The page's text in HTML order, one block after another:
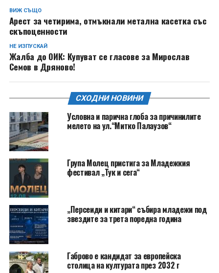
ВИЖ СЪЩО
Арест за четирима, отмъкнали метална касетка със
скъпоценности
НЕ ИЗПУСКАЙ
Жалба до ОИК: Купуват се гласове за Мирослав
Семов в Дряново!
СХОДНИ НОВИНИ
Условна и парична глоба за причинилите
мелето на ул.“Митко Палаузов“
Група Молец пристига за Младежкия
фестивал „Тук и сега“
„Персеиди и китари“ събира младежи под
звездите за трета поредна година
Габрово е кандидат за европейска
столица на културата през 2032 г